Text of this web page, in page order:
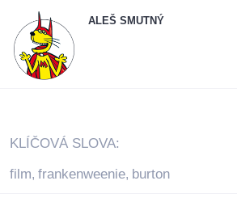
ALEŠ SMUTNÝ
KLÍČOVÁ SLOVA:
film, frankenweenie, burton